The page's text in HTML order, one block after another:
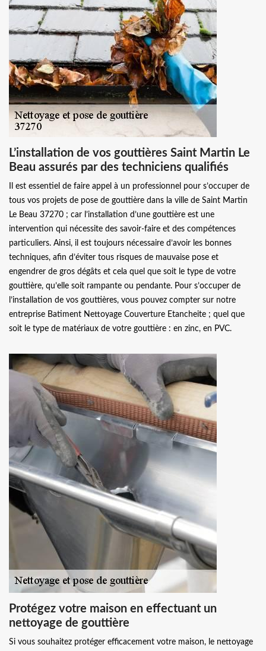
L’installation de vos gouttières Saint Martin Le
Beau assurés par des techniciens qualifiés
Il est essentiel de faire appel à un professionnel pour s’occuper de
tous vos projets de pose de gouttière dans la ville de Saint Martin
Le Beau 37270 ; car l’installation d’une gouttière est une
intervention qui nécessite des savoir-faire et des compétences
particuliers. Ainsi, il est toujours nécessaire d’avoir les bonnes
techniques, afin d’éviter tous risques de mauvaise pose et
engendrer de gros dégâts et cela quel que soit le type de votre
gouttière, qu’elle soit rampante ou pendante. Pour s’occuper de
l’installation de vos gouttières, vous pouvez compter sur notre
entreprise Batiment Nettoyage Couverture Etancheite ; quel que
soit le type de matériaux de votre gouttière : en zinc, en PVC.
Protégez votre maison en effectuant un
nettoyage de gouttière
Si vous souhaitez protéger efficacement votre maison, le nettoyage